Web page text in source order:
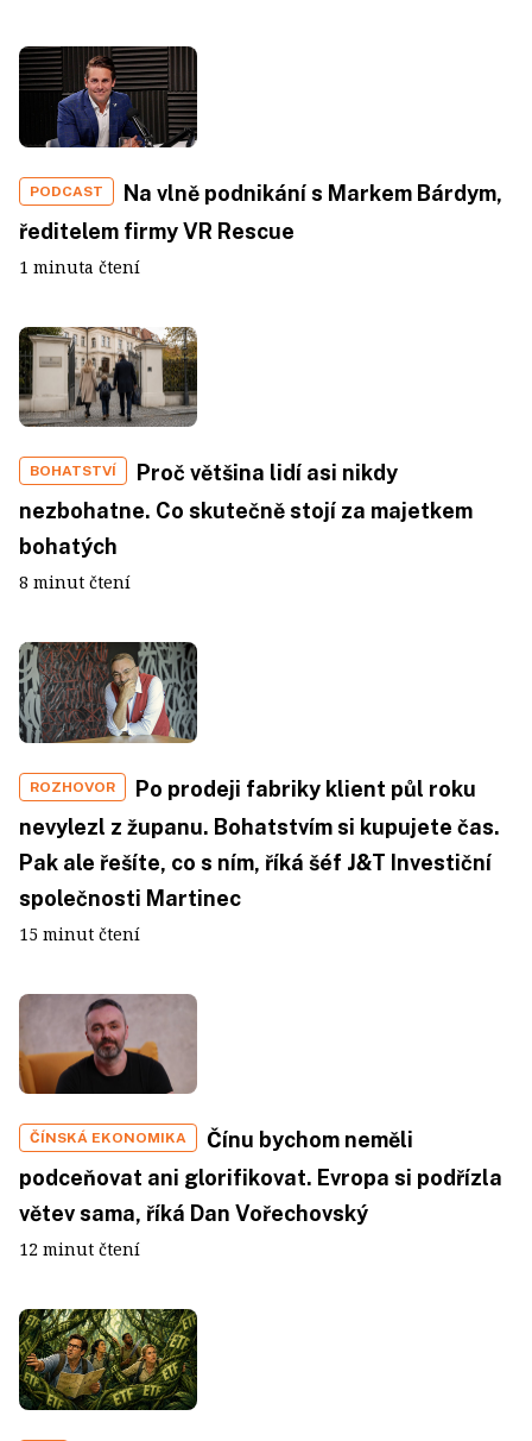
PODCAST
Na vlně podnikání s Markem Bárdym,
ředitelem firmy VR Rescue
1 minuta čtení
BOHATSTVÍ
Proč většina lidí asi nikdy
nezbohatne. Co skutečně stojí za majetkem
bohatých
8 minut čtení
ROZHOVOR
Po prodeji fabriky klient půl roku
nevylezl z županu. Bohatstvím si kupujete čas.
Pak ale řešíte, co s ním, říká šéf J&T Investiční
společnosti Martinec
15 minut čtení
ČÍNSKÁ EKONOMIKA
Čínu bychom neměli
podceňovat ani glorifikovat. Evropa si podřízla
větev sama, říká Dan Vořechovský
12 minut čtení